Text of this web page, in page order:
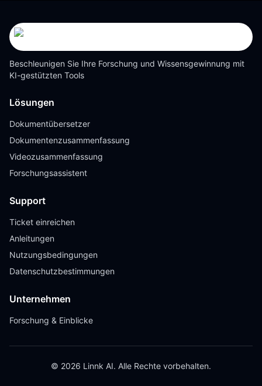
Beschleunigen Sie Ihre Forschung und Wissensgewinnung mit
KI-gestützten Tools
Lösungen
Dokumentübersetzer
Dokumentenzusammenfassung
Videozusammenfassung
Forschungsassistent
Support
Ticket einreichen
Anleitungen
Nutzungsbedingungen
Datenschutzbestimmungen
Unternehmen
Forschung & Einblicke
© 2026 Linnk AI. Alle Rechte vorbehalten.